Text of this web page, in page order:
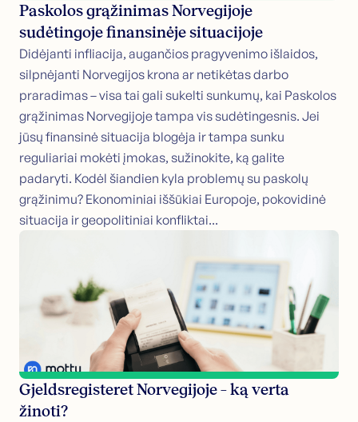
Paskolos grąžinimas Norvegijoje
sudėtingoje finansinėje situacijoje
Didėjanti infliacija, augančios pragyvenimo išlaidos,
silpnėjanti Norvegijos krona ar netikėtas darbo
praradimas – visa tai gali sukelti sunkumų, kai Paskolos
grąžinimas Norvegijoje tampa vis sudėtingesnis. Jei
jūsų finansinė situacija blogėja ir tampa sunku
reguliariai mokėti įmokas, sužinokite, ką galite
padaryti. Kodėl šiandien kyla problemų su paskolų
grąžinimu? Ekonominiai iššūkiai Europoje, pokovidinė
situacija ir geopolitiniai konfliktai...
Gjeldsregisteret Norvegijoje – ką verta
žinoti?